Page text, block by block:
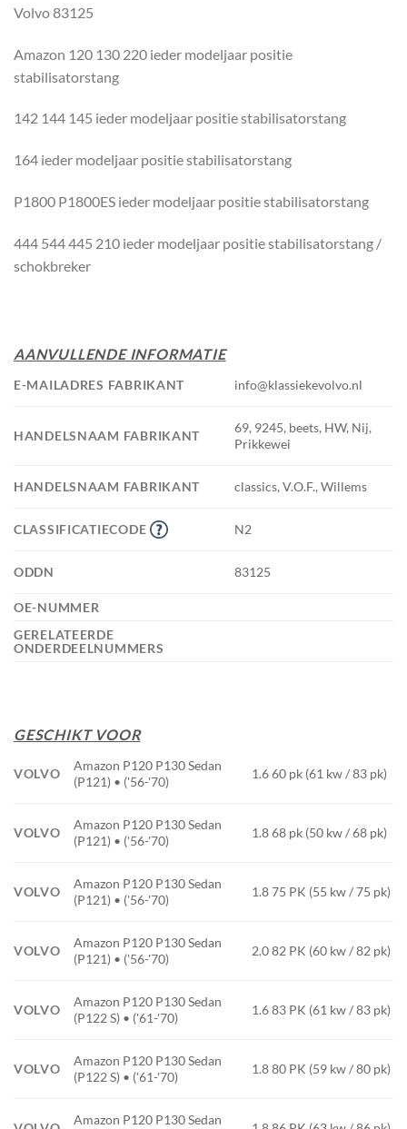
Volvo 83125
Amazon 120 130 220 ieder modeljaar positie
stabilisatorstang
142 144 145 ieder modeljaar positie stabilisatorstang
164 ieder modeljaar positie stabilisatorstang
P1800 P1800ES ieder modeljaar positie stabilisatorstang
444 544 445 210 ieder modeljaar positie stabilisatorstang /
schokbreker
AANVULLENDE INFORMATIE
E-MAILADRES FABRIKANT info@klassiekevolvo.nl
HANDELSNAAM FABRIKANT
69, 9245, beets, HW, Nij,
Prikkewei
HANDELSNAAM FABRIKANT classics, V.O.F., Willems
CLASSIFICATIECODE N2
ODDN 83125
OE-NUMMER
GERELATEERDE
ONDERDEELNUMMERS
GESCHIKT VOOR
VOLVO
Amazon P120 P130 Sedan
(P121) • ('56-'70)
1.6 60 pk (61 kw / 83 pk)
VOLVO
Amazon P120 P130 Sedan
(P121) • ('56-'70)
1.8 68 pk (50 kw / 68 pk)
VOLVO
Amazon P120 P130 Sedan
(P121) • ('56-'70)
1.8 75 PK (55 kw / 75 pk)
VOLVO
Amazon P120 P130 Sedan
(P121) • ('56-'70)
2.0 82 PK (60 kw / 82 pk)
VOLVO
Amazon P120 P130 Sedan
(P122 S) • ('61-'70)
1.6 83 PK (61 kw / 83 pk)
VOLVO
Amazon P120 P130 Sedan
(P122 S) • ('61-'70)
1.8 80 PK (59 kw / 80 pk)
Amazon P120 P130 Sedan